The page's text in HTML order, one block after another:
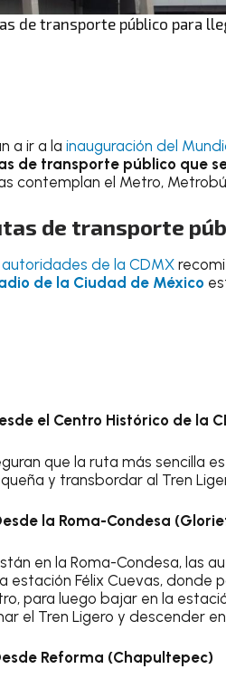
de transporte público para
a ir a la inauguración del
de transporte público que
contemplan el Metro,
de transporte
autoridades de la CDMX
de la Ciudad de México
el Centro Histórico de la
que la ruta más sencilla
y transbordar al Tren
la Roma-Condesa
en la Roma-Condesa, las
estación Félix Cuevas, donde
para luego bajar en la
el Tren Ligero y descender
Reforma (Chapultepec)